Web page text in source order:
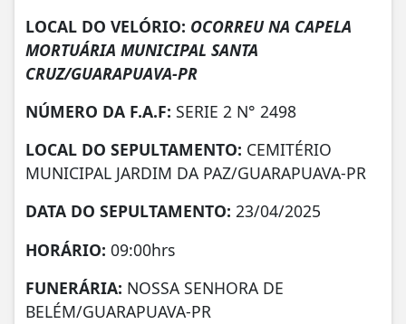
LOCAL DO VELÓRIO: OCORREU NA CAPELA
MORTUÁRIA MUNICIPAL SANTA
CRUZ/GUARAPUAVA-PR
NÚMERO DA F.A.F: SERIE 2 N° 2498
LOCAL DO SEPULTAMENTO: CEMITÉRIO
MUNICIPAL JARDIM DA PAZ/GUARAPUAVA-PR
DATA DO SEPULTAMENTO: 23/04/2025
HORÁRIO: 09:00hrs
FUNERÁRIA: NOSSA SENHORA DE
BELÉM/GUARAPUAVA-PR